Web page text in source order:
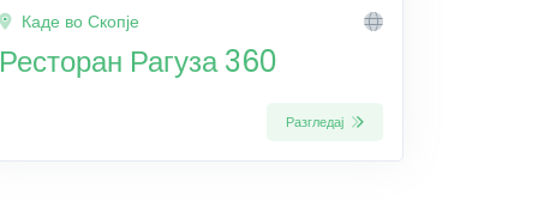
Каде во Скопје
Ресторан Рагуза 360
Разгледај